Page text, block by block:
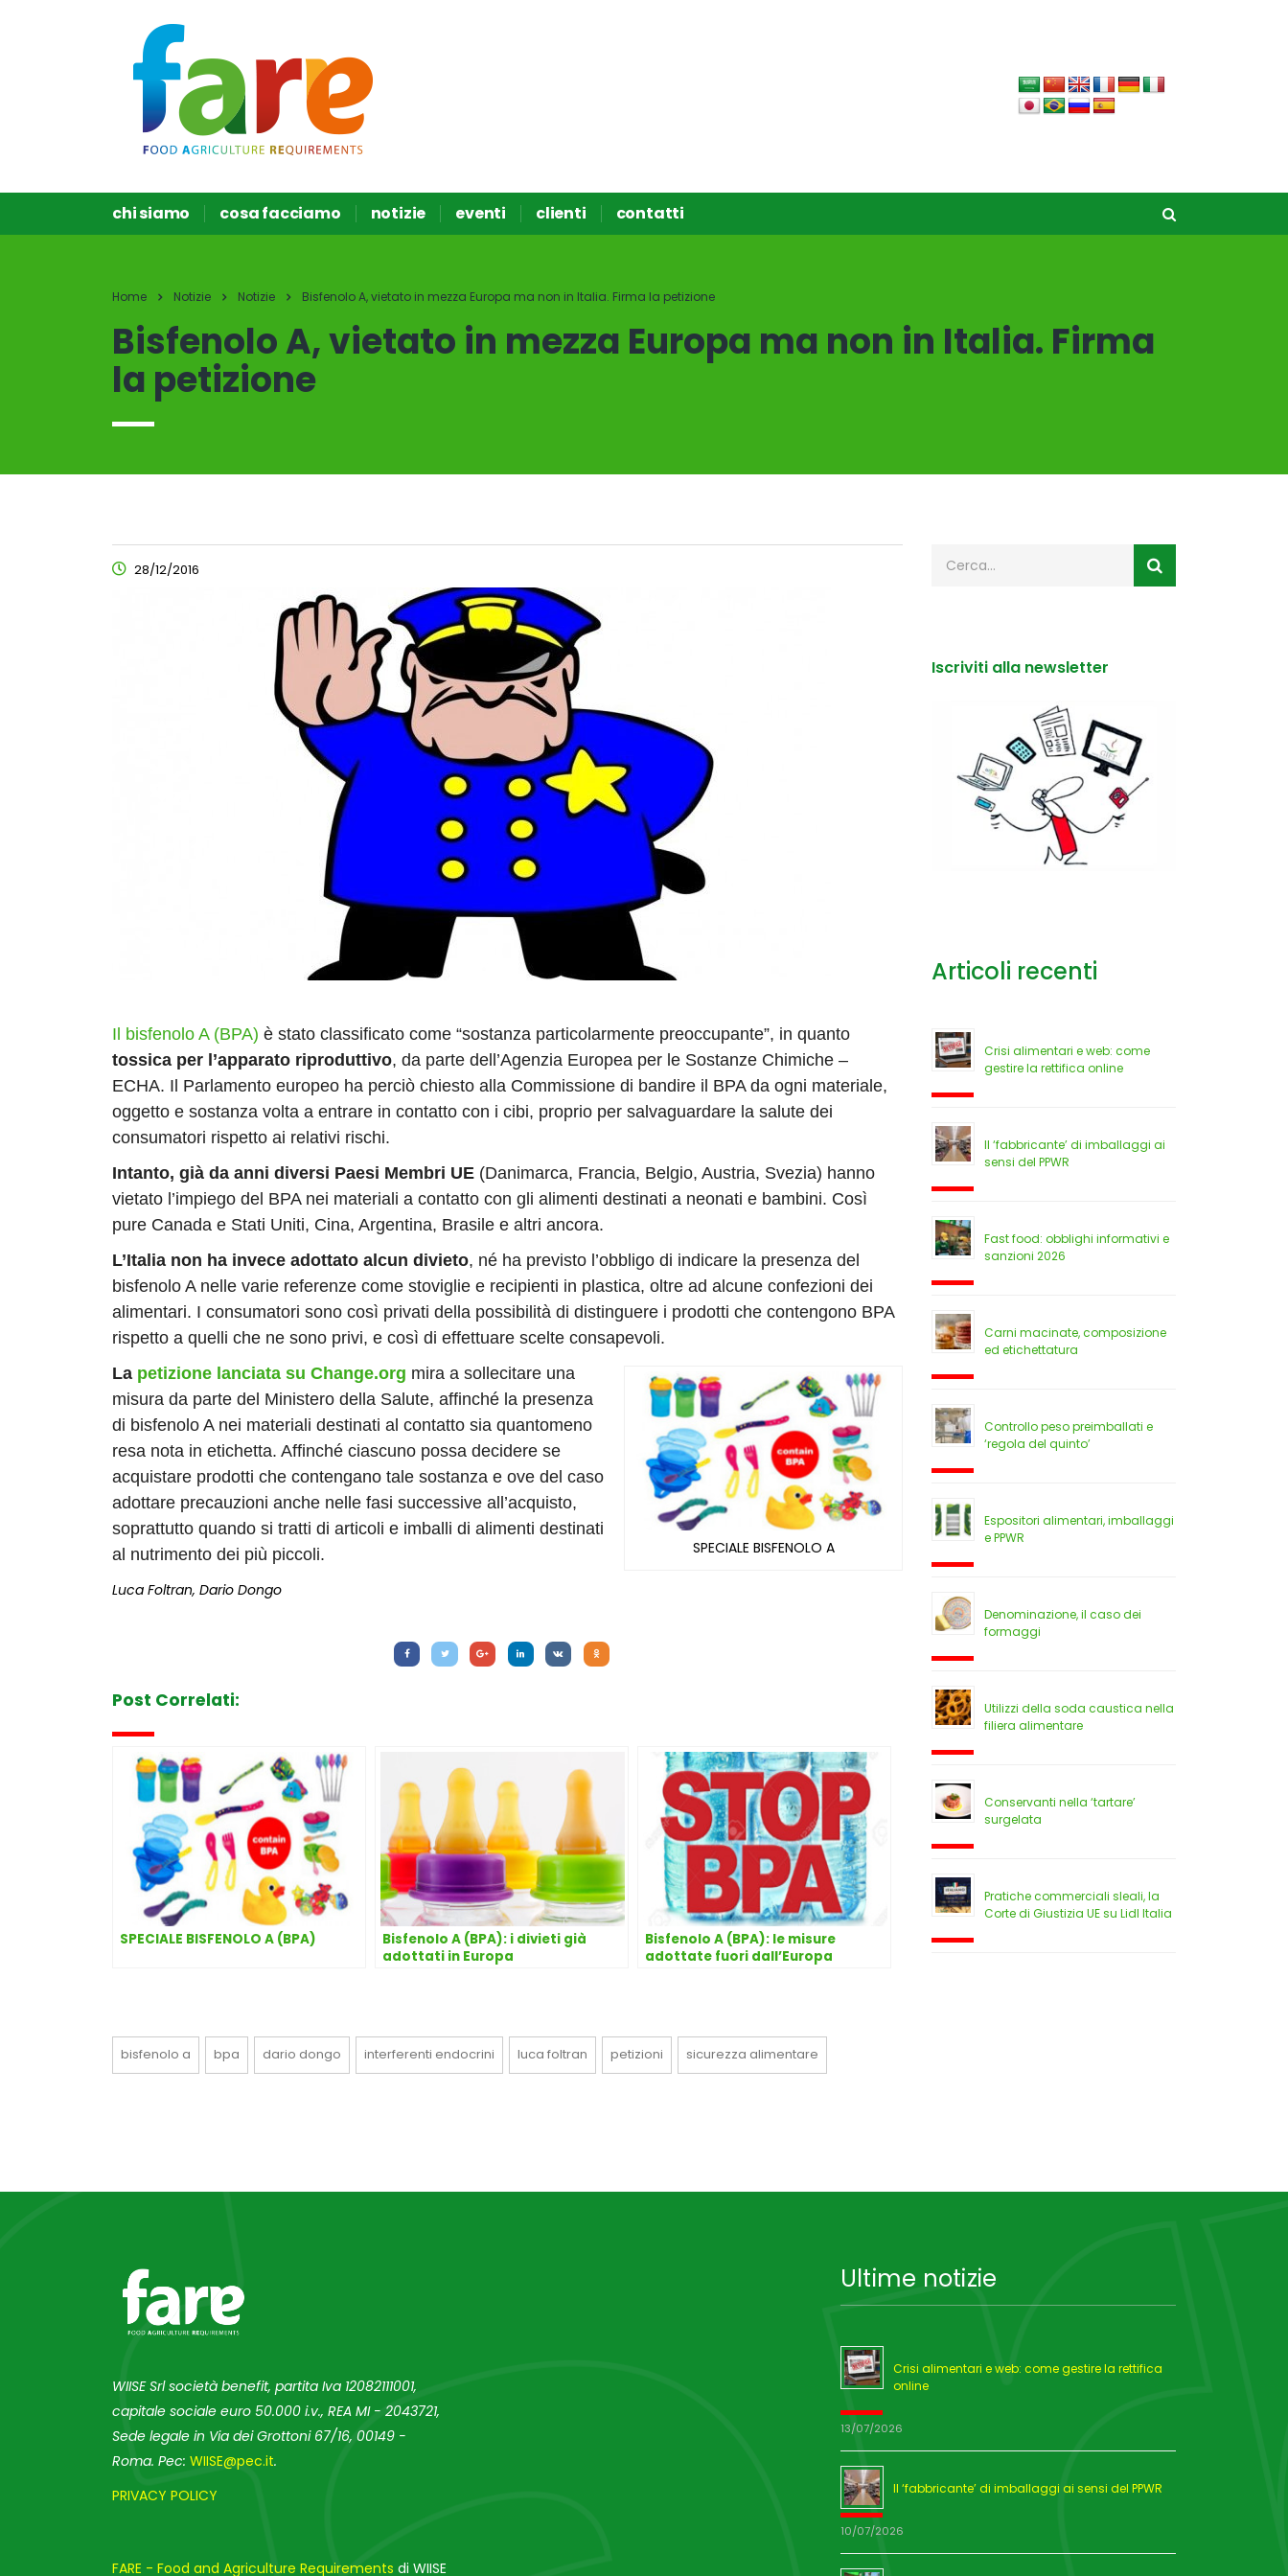
chi siamo cosa facciamo notizie eventi clienti contatti
Home Notizie Notizie Bisfenolo A, vietato in mezza Europa ma non in Italia. Firma la petizione
Bisfenolo A, vietato in mezza Europa ma non in Italia. Firma
la petizione
28/12/2016
Il bisfenolo A (BPA) è stato classificato come “sostanza particolarmente preoccupante”, in quanto
tossica per l’apparato riproduttivo, da parte dell’Agenzia Europea per le Sostanze Chimiche –
ECHA. Il Parlamento europeo ha perciò chiesto alla Commissione di bandire il BPA da ogni materiale,
oggetto e sostanza volta a entrare in contatto con i cibi, proprio per salvaguardare la salute dei
consumatori rispetto ai relativi rischi.
Intanto, già da anni diversi Paesi Membri UE (Danimarca, Francia, Belgio, Austria, Svezia) hanno
vietato l’impiego del BPA nei materiali a contatto con gli alimenti destinati a neonati e bambini. Così
pure Canada e Stati Uniti, Cina, Argentina, Brasile e altri ancora.
L’Italia non ha invece adottato alcun divieto, né ha previsto l’obbligo di indicare la presenza del
bisfenolo A nelle varie referenze come stoviglie e recipienti in plastica, oltre ad alcune confezioni dei
alimentari. I consumatori sono così privati della possibilità di distinguere i prodotti che contengono BPA
rispetto a quelli che ne sono privi, e così di effettuare scelte consapevoli.
SPECIALE BISFENOLO A
La petizione lanciata su Change.org mira a sollecitare una
misura da parte del Ministero della Salute, affinché la presenza
di bisfenolo A nei materiali destinati al contatto sia quantomeno
resa nota in etichetta. Affinché ciascuno possa decidere se
acquistare prodotti che contengano tale sostanza e ove del caso
adottare precauzioni anche nelle fasi successive all’acquisto,
soprattutto quando si tratti di articoli e imballi di alimenti destinati
al nutrimento dei più piccoli.
Luca Foltran, Dario Dongo
Post Correlati:
SPECIALE BISFENOLO A (BPA)
Bisfenolo A (BPA): i divieti già
adottati in Europa
Bisfenolo A (BPA): le misure
adottate fuori dall’Europa
bisfenolo a bpa dario dongo interferenti endocrini luca foltran petizioni sicurezza alimentare
Iscriviti alla newsletter
Articoli recenti
Crisi alimentari e web: come
gestire la rettifica online
Il ‘fabbricante’ di imballaggi ai
sensi del PPWR
Fast food: obblighi informativi e
sanzioni 2026
Carni macinate, composizione
ed etichettatura
Controllo peso preimballati e
‘regola del quinto’
Espositori alimentari, imballaggi
e PPWR
Denominazione, il caso dei
formaggi
Utilizzi della soda caustica nella
filiera alimentare
Conservanti nella ‘tartare’
surgelata
Pratiche commerciali sleali, la
Corte di Giustizia UE su Lidl Italia
WIISE Srl società benefit, partita Iva 12082111001,
capitale sociale euro 50.000 i.v., REA MI - 2043721,
Sede legale in Via dei Grottoni 67/16, 00149 -
Roma. Pec: WIISE@pec.it.
PRIVACY POLICY
FARE - Food and Agriculture Requirements di WIISE
Ultime notizie
Crisi alimentari e web: come gestire la rettifica
online
13/07/2026
Il ‘fabbricante’ di imballaggi ai sensi del PPWR
10/07/2026